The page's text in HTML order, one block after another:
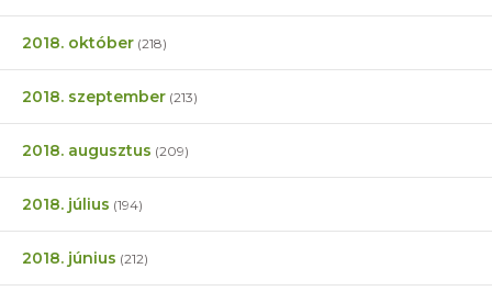
2018. október (218)
2018. szeptember (213)
2018. augusztus (209)
2018. július (194)
2018. június (212)